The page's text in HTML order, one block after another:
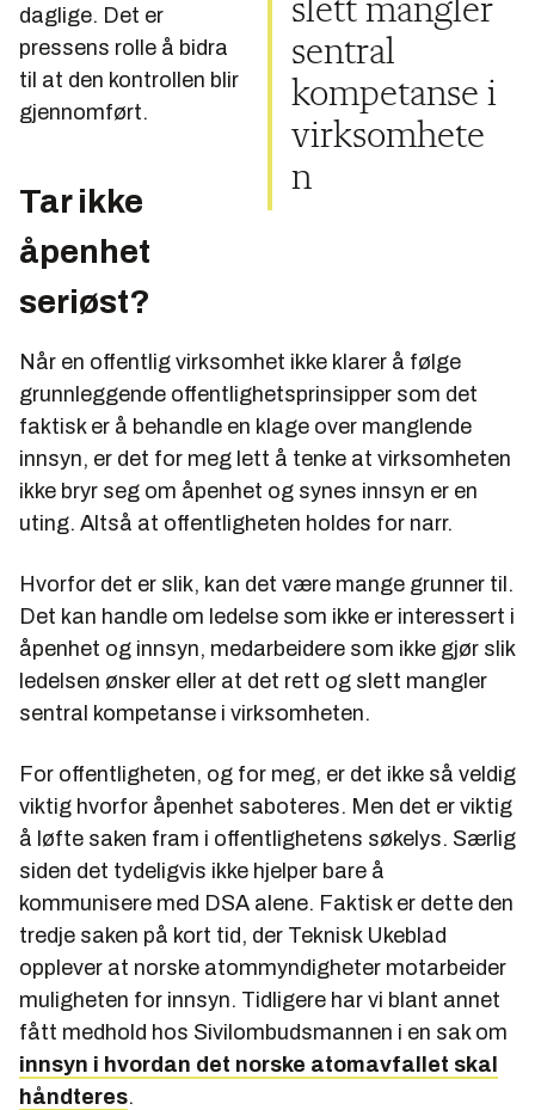
slett mangler
sentral
kompetanse i
virksomhete
n
daglige. Det er
pressens rolle å bidra
til at den kontrollen blir
gjennomført.
Tar ikke
åpenhet
seriøst?
Når en offentlig virksomhet ikke klarer å følge
grunnleggende offentlighetsprinsipper som det
faktisk er å behandle en klage over manglende
innsyn, er det for meg lett å tenke at virksomheten
ikke bryr seg om åpenhet og synes innsyn er en
uting. Altså at offentligheten holdes for narr.
Hvorfor det er slik, kan det være mange grunner til.
Det kan handle om ledelse som ikke er interessert i
åpenhet og innsyn, medarbeidere som ikke gjør slik
ledelsen ønsker eller at det rett og slett mangler
sentral kompetanse i virksomheten.
For offentligheten, og for meg, er det ikke så veldig
viktig hvorfor åpenhet saboteres. Men det er viktig
å løfte saken fram i offentlighetens søkelys. Særlig
siden det tydeligvis ikke hjelper bare å
kommunisere med DSA alene. Faktisk er dette den
tredje saken på kort tid, der Teknisk Ukeblad
opplever at norske atommyndigheter motarbeider
muligheten for innsyn. Tidligere har vi blant annet
fått medhold hos Sivilombudsmannen i en sak om
innsyn i hvordan det norske atomavfallet skal
håndteres.